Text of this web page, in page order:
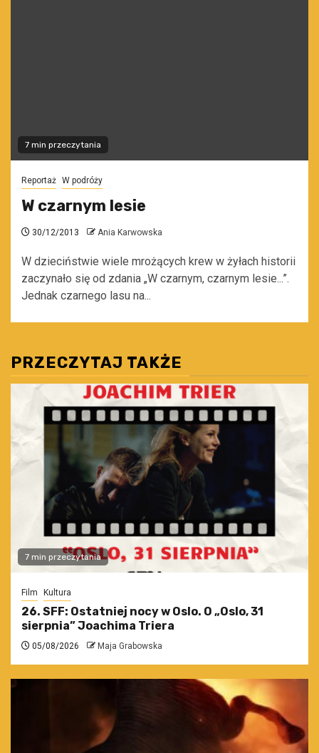
7 min przeczytania
Reportaż W podróży
W czarnym lesie
30/12/2013 Ania Karwowska
W dzieciństwie wiele mrożących krew w żyłach historii
zaczynało się od zdania „W czarnym, czarnym lesie...”.
Jednak czarnego lasu na...
PRZECZYTAJ TAKŻE
7 min przeczytania
Film Kultura
26. SFF: Ostatniej nocy w Oslo. O „Oslo, 31
sierpnia” Joachima Triera
05/08/2026 Maja Grabowska